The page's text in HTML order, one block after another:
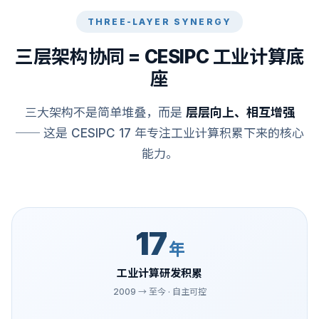
THREE-LAYER SYNERGY
三层架构协同 = CESIPC 工业计算底
座
三大架构不是简单堆叠，而是 层层向上、相互增强
── 这是 CESIPC 17 年专注工业计算积累下来的核心
能力。
17年
工业计算研发积累
2009 → 至今 · 自主可控